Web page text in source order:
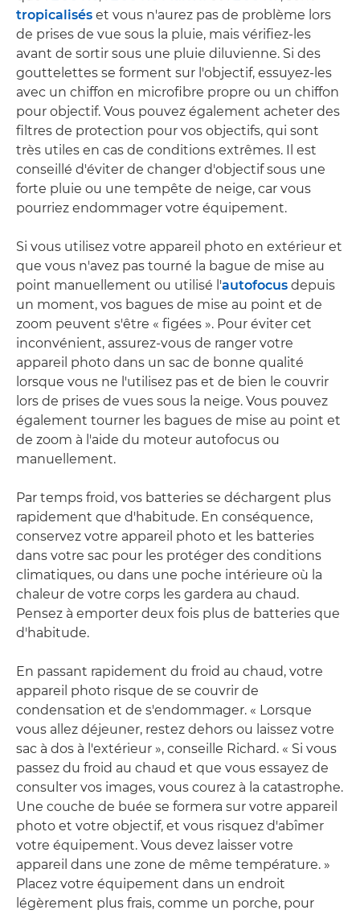
tropicalisés et vous n'aurez pas de problème lors
de prises de vue sous la pluie, mais vérifiez-les
avant de sortir sous une pluie diluvienne. Si des
gouttelettes se forment sur l'objectif, essuyez-les
avec un chiffon en microfibre propre ou un chiffon
pour objectif. Vous pouvez également acheter des
filtres de protection pour vos objectifs, qui sont
très utiles en cas de conditions extrêmes. Il est
conseillé d'éviter de changer d'objectif sous une
forte pluie ou une tempête de neige, car vous
pourriez endommager votre équipement.
Si vous utilisez votre appareil photo en extérieur et
que vous n'avez pas tourné la bague de mise au
point manuellement ou utilisé l'autofocus depuis
un moment, vos bagues de mise au point et de
zoom peuvent s'être « figées ». Pour éviter cet
inconvénient, assurez-vous de ranger votre
appareil photo dans un sac de bonne qualité
lorsque vous ne l'utilisez pas et de bien le couvrir
lors de prises de vues sous la neige. Vous pouvez
également tourner les bagues de mise au point et
de zoom à l'aide du moteur autofocus ou
manuellement.
Par temps froid, vos batteries se déchargent plus
rapidement que d'habitude. En conséquence,
conservez votre appareil photo et les batteries
dans votre sac pour les protéger des conditions
climatiques, ou dans une poche intérieure où la
chaleur de votre corps les gardera au chaud.
Pensez à emporter deux fois plus de batteries que
d'habitude.
En passant rapidement du froid au chaud, votre
appareil photo risque de se couvrir de
condensation et de s'endommager. « Lorsque
vous allez déjeuner, restez dehors ou laissez votre
sac à dos à l'extérieur », conseille Richard. « Si vous
passez du froid au chaud et que vous essayez de
consulter vos images, vous courez à la catastrophe.
Une couche de buée se formera sur votre appareil
photo et votre objectif, et vous risquez d'abîmer
votre équipement. Vous devez laisser votre
appareil dans une zone de même température. »
Placez votre équipement dans un endroit
légèrement plus frais, comme un porche, pour